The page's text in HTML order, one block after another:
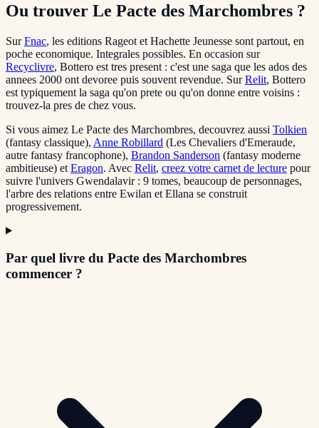
Ou trouver Le Pacte des Marchombres ?
SurFnac, les editions Rageot et Hachette Jeunesse sont partout, en
poche economique. Integrales possibles. En occasion sur
Recyclivre, Bottero est tres present : c'est une saga que les ados des
annees 2000 ont devoree puis souvent revendue. SurRelit, Bottero
est typiquement la saga qu'on prete ou qu'on donne entre voisins :
trouvez-la pres de chez vous.
Si vous aimez Le Pacte des Marchombres, decouvrez aussi Tolkien
(fantasy classique), Anne Robillard (Les Chevaliers d'Emeraude,
autre fantasy francophone), Brandon Sanderson (fantasy moderne
ambitieuse) et Eragon. Avec Relit, creez votre carnet de lecture pour
suivre l'univers Gwendalavir : 9 tomes, beaucoup de personnages,
l'arbre des relations entre Ewilan et Ellana se construit
progressivement.
Par quel livre du Pacte des Marchombres
commencer ?